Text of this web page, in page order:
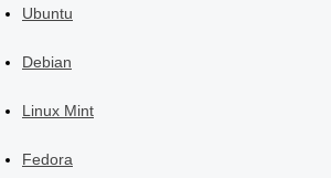
Ubuntu
Debian
Linux Mint
Fedora